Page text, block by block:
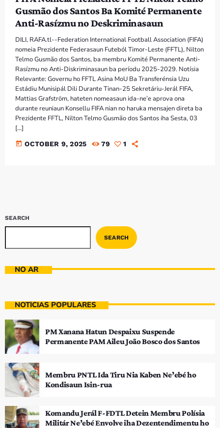
7:00 AM - 9:00 AM
Bom dia RAFA
7:00 AM - 10:00 AM
Gusmão dos Santos Ba Komité Permanente
Anti-Rasízmu no Deskriminasaun
DILI, RAFA.tl--Federation International Football Association (FIFA)
nomeia Prezidente Federasaun Futeból Timor-Leste (FFTL), Nilton
Telmo Gusmão dos Santos, ba membru Komité Permanente Anti-
Rasízmu no Anti-Diskriminasaun ba períodu 2025-2029. Notísia
Relevante: Governu ho FFTL Asina MoU Ba Transferénsia Uzu
Estádiu Munisipál Dili Durante Tinan-25 Sekretáriu-Jerál FIFA,
Mattias Grafström, hateten nomeasaun ida-ne’e aprova ona
durante reuniaun Konsellu FIFA nian no haruka mensajen direta ba
Prezidente FFTL, Nilton Telmo Gusmão dos Santos iha Sesta, 03
[…]
today OCTOBER 9, 2025 79 1
SEARCH
SEARCH
NO AR
NOTÍCIAS POPULARES
PM Xanana Hatun Despaixu Suspende
Permanente PAM Aileu João Bosco dos Santos
Membru PNTL Ida Tiru Nia Kaben Ne’ebé ho
Kondisaun Isin-rua
Komandu Jerál F-FDTL Detein Membru Polísia
Militár Ne’ebé Envolve iha Dezentendimentu ho